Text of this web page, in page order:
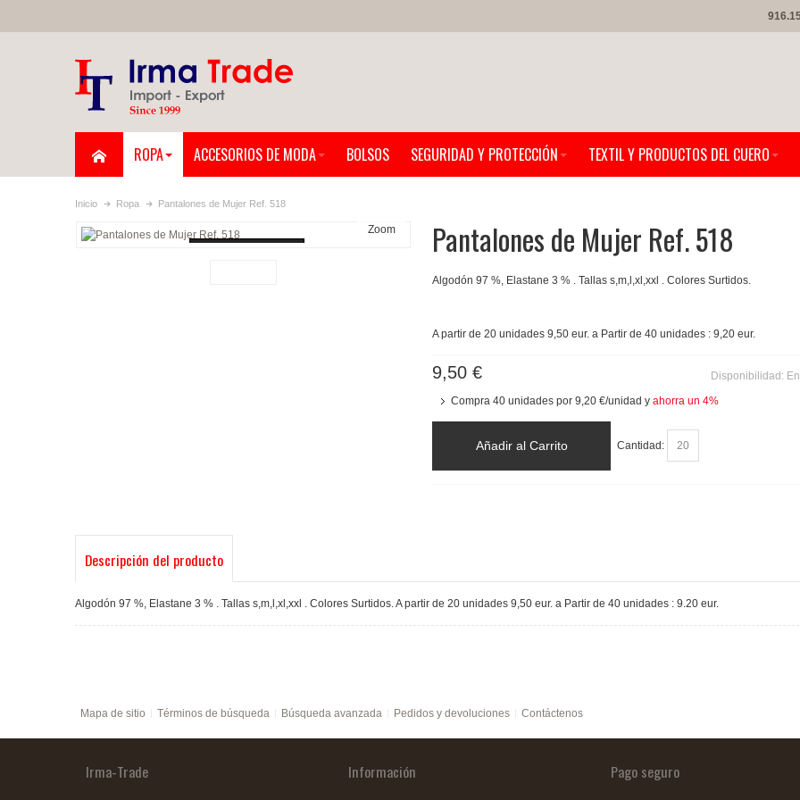
ROPA ACCESORIOS DE MODA BOLSOS SEGURIDAD Y PROTECCIÓN TEXTIL Y PRODUCTOS DEL CUERO
Inicio Ropa Pantalones de Mujer Ref. 518
Zoom Pantalones de Mujer Ref. 518
Algodón 97 %, Elastane 3 % . Tallas s,m,l,xl,xxl . Colores Surtidos.
A partir de 20 unidades 9,50 eur. a Partir de 40 unidades : 9,20 eur.
Disponibilidad:
9,50 €
Compra 40 unidades por 9,20 €/unidad y ahorra un 4%
Cantidad:
Añadir al Carrito
Descripción del producto
Algodón 97 %, Elastane 3 % . Tallas s,m,l,xl,xxl . Colores Surtidos. A partir de 20 unidades 9,50 eur. a Partir de 40 unidades : 9.20 eur.
Mapa de sitio Términos de búsqueda Búsqueda avanzada Pedidos y devoluciones Contáctenos
Irma-Trade Información Pago seguro